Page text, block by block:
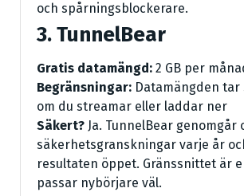
och spårningsblockerare.
3. TunnelBear
Gratis datamängd: 2 GB per
Begränsningar: Datamängden
om du streamar eller laddar ner
Säkert? Ja. TunnelBear genomgår
säkerhetsgranskningar varje år
resultaten öppet. Gränssnittet är
passar nybörjare väl.